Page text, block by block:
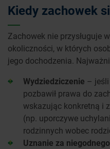
Kiedy zachowek
Zachowek nie przysługuje
okoliczności, w których
jego dochodzenia.
Wydziedziczenie –
pozbawił prawa do
wskazując konkretną i
(np. uporczywe
rodzinnych wobec
Uznanie za